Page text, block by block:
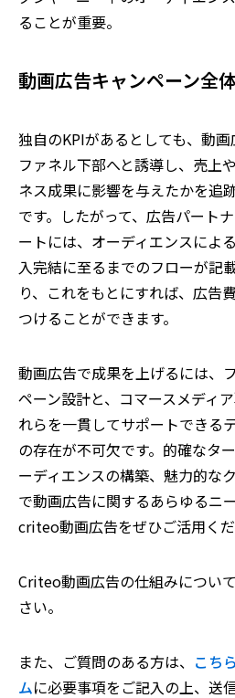
ることが重要。
動画広告キャンペーン全
独自のKPIがあるとしても、動
ファネル下部へと誘導し、売上
ネス成果に影響を与えたかを追
です。したがって、広告パート
ートには、オーディエンスによ
入完結に至るまでのフローが記
り、これをもとにすれば、広告
つけることができます。
動画広告で成果を上げるには、
ペーン設計と、コマースメディ
れらを一貫してサポートできる
の存在が不可欠です。的確なタ
ーディエンスの構築、魅力的な
で動画広告に関するあらゆるニ
criteo動画広告をぜひご活用くだ
Criteo動画広告の仕組みについて
さい。
また、ご質問のある方は、 こち
ムに必要事項をご記入の上、送